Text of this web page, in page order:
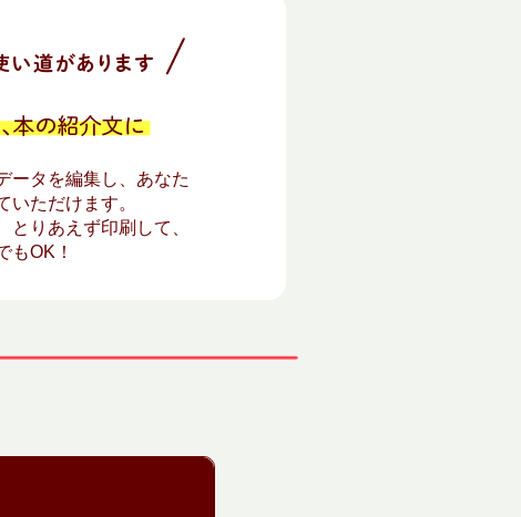
ータを編集し、あなた
いただけます。
とりあえず印刷して、
もOK！